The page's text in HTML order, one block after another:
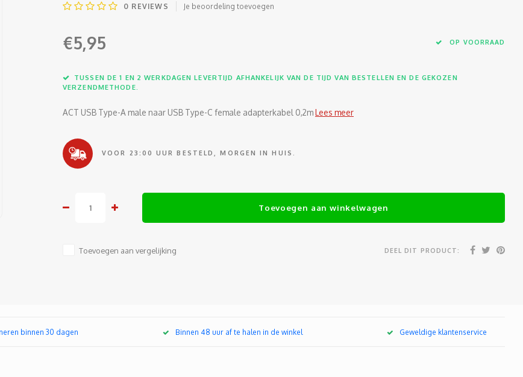
0 REVIEWS Je beoordeling toevoegen
€5,95 OP VOORRAAD
TUSSEN DE 1 EN 2 WERKDAGEN LEVERTIJD AFHANKELIJK VAN DE TIJD VAN BESTELLEN EN DE GEKOZEN
VERZENDMETHODE.
ACT USB Type-A male naar USB Type-C female adapterkabel 0,2mLees meer
VOOR 23:00 UUR BESTELD, MORGEN IN HUIS.
Toevoegen aan winkelwagen
Toevoegen aan vergelijking DEEL DIT PRODUCT:
binnen 30 dagen Binnen 48 uur af te halen in de winkel Geweldige klantenservice